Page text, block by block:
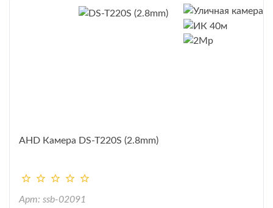
AHD Камера DS-T220S (2.8mm)
Арт: ssb-02091